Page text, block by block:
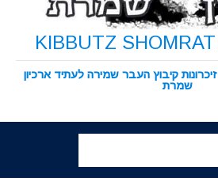
ARCHION SHOMRAT זיכרונות קיבוץ העבר שמירה לעתיד ארכיון
שמרת